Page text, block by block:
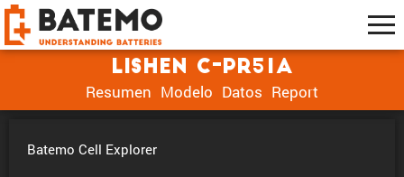
Lishen C-PR51A
Resumen Modelo Datos Report
Batemo Cell Explorer